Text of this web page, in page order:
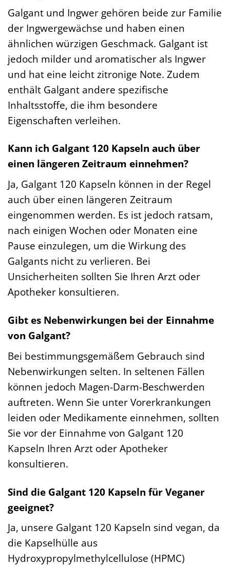
Galgant und Ingwer gehören beide zur Familie
der Ingwergewächse und haben einen
ähnlichen würzigen Geschmack. Galgant ist
jedoch milder und aromatischer als Ingwer
und hat eine leicht zitronige Note. Zudem
enthält Galgant andere spezifische
Inhaltsstoffe, die ihm besondere
Eigenschaften verleihen.
Kann ich Galgant 120 Kapseln auch über
einen längeren Zeitraum einnehmen?
Ja, Galgant 120 Kapseln können in der Regel
auch über einen längeren Zeitraum
eingenommen werden. Es ist jedoch ratsam,
nach einigen Wochen oder Monaten eine
Pause einzulegen, um die Wirkung des
Galgants nicht zu verlieren. Bei
Unsicherheiten sollten Sie Ihren Arzt oder
Apotheker konsultieren.
Gibt es Nebenwirkungen bei der Einnahme
von Galgant?
Bei bestimmungsgemäßem Gebrauch sind
Nebenwirkungen selten. In seltenen Fällen
können jedoch Magen-Darm-Beschwerden
auftreten. Wenn Sie unter Vorerkrankungen
leiden oder Medikamente einnehmen, sollten
Sie vor der Einnahme von Galgant 120
Kapseln Ihren Arzt oder Apotheker
konsultieren.
Sind die Galgant 120 Kapseln für Veganer
geeignet?
Ja, unsere Galgant 120 Kapseln sind vegan, da
die Kapselhülle aus
Hydroxypropylmethylcellulose (HPMC)